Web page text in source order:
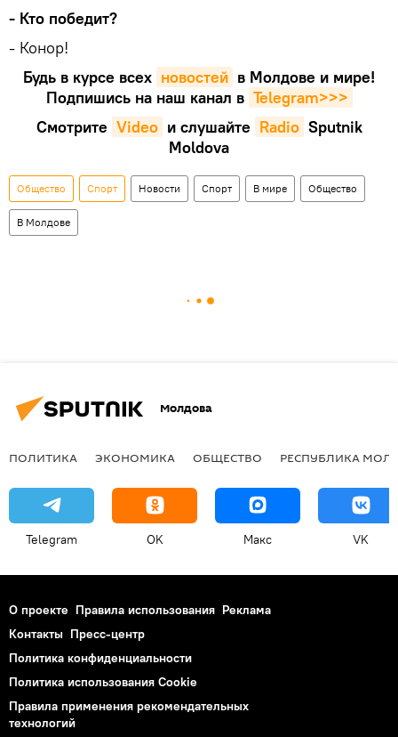
- Кто победит?
- Конор!
Будь в курсе всех новостей в Молдове и мире!
Подпишись на наш канал в Telegram>>>
Смотрите Video и слушайте Radio Sputnik
Moldova
Общество Спорт Новости Спорт В мире Общество
В Молдове
Молдова
ПОЛИТИКА ЭКОНОМИКА ОБЩЕСТВО РЕСПУБЛИКА
Telegram OK Макс VK
О проекте Правила использования Реклама
Контакты Пресс-центр
Политика конфиденциальности
Политика использования Cookie
Правила применения рекомендательных
технологий